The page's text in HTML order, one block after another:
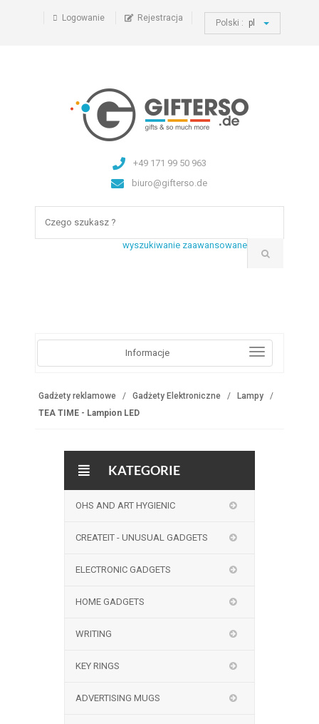
Logowanie Rejestracja Polski : pl
+49 171 99 50 963
biuro@gifterso.de
wyszukiwanie zaawansowane
Informacje
Gadżety reklamowe Gadżety Elektroniczne
Lampy
TEA TIME - Lampion LED
KATEGORIE
OHS AND ART HYGIENIC
CREATEIT - UNUSUAL GADGETS
ELECTRONIC GADGETS
HOME GADGETS
WRITING
KEY RINGS
ADVERTISING MUGS